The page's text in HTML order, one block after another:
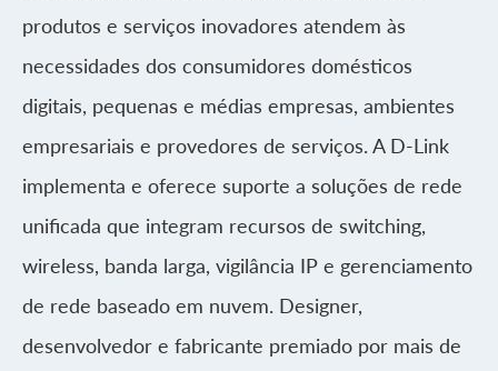
produtos e serviços inovadores atendem às
necessidades dos consumidores domésticos
digitais, pequenas e médias empresas, ambientes
empresariais e provedores de serviços. A D-Link
implementa e oferece suporte a soluções de rede
unificada que integram recursos de switching,
wireless, banda larga, vigilância IP e gerenciamento
de rede baseado em nuvem. Designer,
desenvolvedor e fabricante premiado por mais de